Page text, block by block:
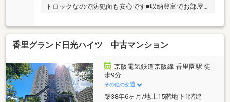
トロックなので防犯面も安心です■収納豊富でお部屋
をすっきりとお使い頂けます■寝屋川ひかり病院徒歩
約3分！緊急時も安心です！
香里グランド日光ハイツ 中古マンション
京阪電気鉄道京阪線 香里園駅 徒
歩9分
その他の交通
築38年6ヶ月/地上15階地下1階建